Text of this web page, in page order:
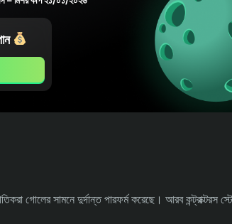
গোলের সামনে দুর্দান্ত পারফর্ম করেছে। আরব কন্ট্রাক্টরস